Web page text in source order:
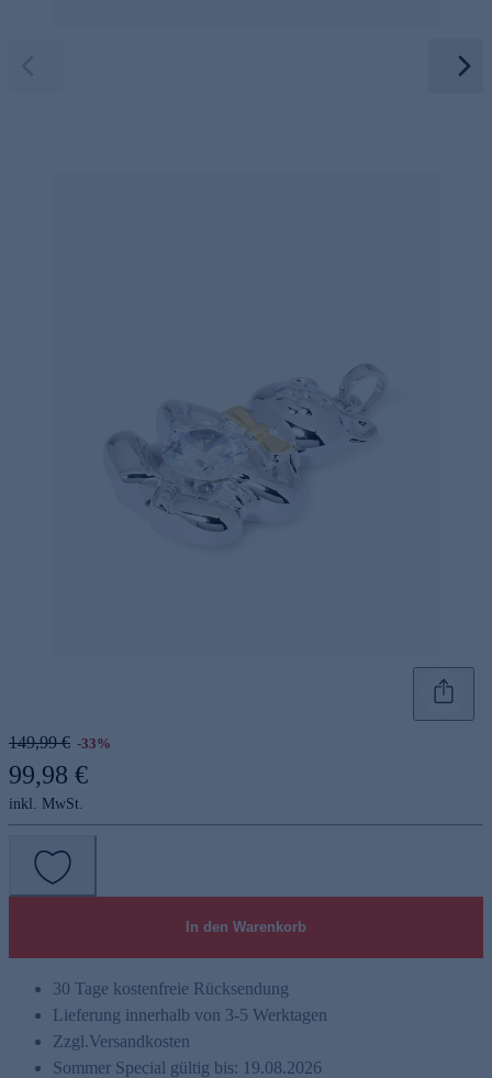
149,99 € -33%
99,98 €
inkl. MwSt.
In den Warenkorb
30 Tage kostenfreie Rücksendung
Lieferung innerhalb von 3-5 Werktagen
Zzgl.Versandkosten
Sommer Special gültig bis: 19.08.2026